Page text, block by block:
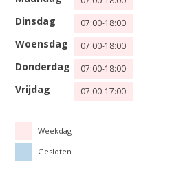
Dinsdag 07:00-18:00
Woensdag 07:00-18:00
Donderdag 07:00-18:00
Vrijdag 07:00-17:00
Weekdag
Gesloten